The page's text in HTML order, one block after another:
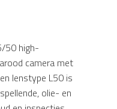
50 high-
camera met
lenstype L50 is
olie- en